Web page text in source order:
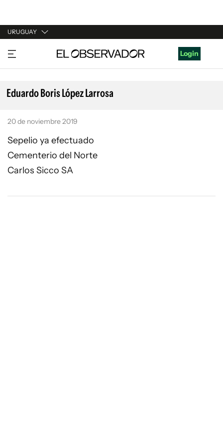
URUGUAY
URUGUAY
ARGENTINA
ESPAÑA
Login
Eduardo Boris López Larrosa
20 de noviembre 2019
Sepelio ya efectuado
Cementerio del Norte
Carlos Sicco SA